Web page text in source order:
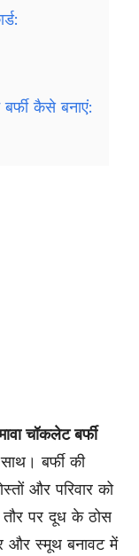
कैसे बनाएं:
चॉकलेट बर्फी
बर्फी की
और परिवार को
पर दूध के ठोस
और स्मूथ बनावट में